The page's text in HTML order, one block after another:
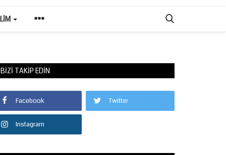
BIZI TAKIP EDIN
Facebook Twitter
Instagram